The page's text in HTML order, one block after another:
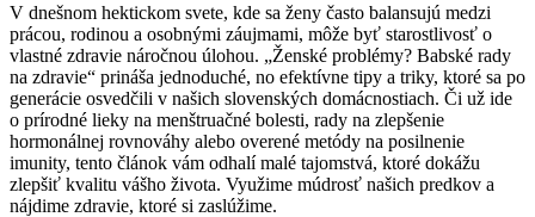
V dnešnom hektickom svete, kde sa ženy často balansujú ‍medzi
prácou, rodinou a osobnými záujmami, môže byť starostlivosť o
vlastné zdravie náročnou úlohou. „Ženské problémy? Babské rady
na zdravie“ prináša jednoduché, ​no ‌efektívne tipy a triky, ktoré sa po
⁣generácie osvedčili v našich slovenských domácnostiach. ‍Či už‌ ide
o prírodné lieky na menštruačné​ bolesti, rady na zlepšenie
hormonálnej rovnováhy alebo overené metódy na‍ posilnenie
imunity, ⁢tento ​článok vám⁤ odhalí malé tajomstvá, ktoré dokážu
zlepšiť kvalitu vášho života. Využime múdrosť našich predkov a
‌nájdime zdravie, ktoré si zaslúžime.